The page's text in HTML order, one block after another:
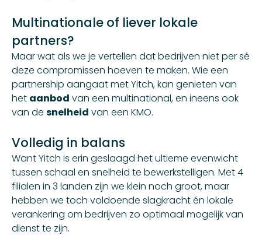
Multinationale of liever lokale
partners?
Maar wat als we je vertellen dat bedrijven niet per sé
deze compromissen hoeven te maken. Wie een
partnership aangaat metYitch, kan genieten van
het aanbod van een multinational, en ineens ook
van de snelheid van een KMO.
Volledig in balans
Want Yitch is erin geslaagd het ultieme evenwicht
tussen schaal en snelheid te bewerkstelligen. Met 4
filialen in 3 landen zijn we klein noch groot, maar
hebben we toch voldoende slagkracht én lokale
verankering om bedrijven zo optimaal mogelijk van
dienst te zijn.